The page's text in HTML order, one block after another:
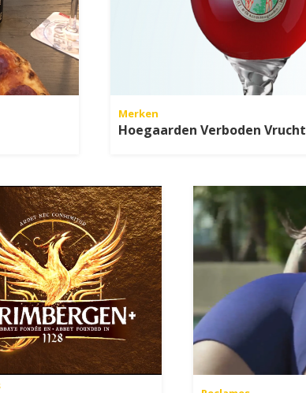
Merken
Hoegaarden Verboden Vrucht